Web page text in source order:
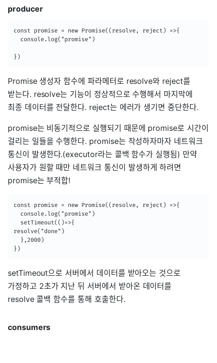
producer
const promise = new Promise((resolve, reject) =>{
  console.log("promise")
})
Promise 생성자 함수에 파라메터로 resolve와 reject를
받는다. resolve는 기능이 정상적으로 수행해서 마지막에
최종 데이터를 전달한다. reject는 에러가 생기면 중단한다.
promise는 비동기적으로 실행되기 때문에 promise로 시간이
걸리는 일들을 수행한다. promise는 작성하자마자 네트워크
통신이 발생한다.(executor라는 콜백 함수가 실행됨) 만약
사용자가 원할 때만 네트워크 통신이 발생하게 하려면
promise는 부적합!
const promise = new Promise((resolve, reject) =>{
  console.log("promise")
  setTimeout(()=>{
resolve("done")
  },2000)
})
setTimeout으로 서버에서 데이터를 받아오는 것으로
가정하고 2초가 지난 뒤 서버에서 받아온 데이터를
resolve 콜백 함수를 통해 호출한다.
consumers